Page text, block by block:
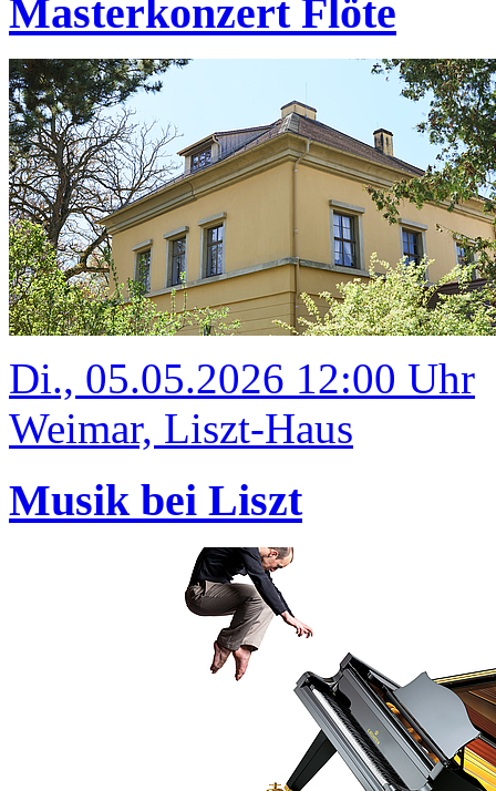
Masterkonzert Flöte
Di., 05.05.2026 12:00 Uhr
Weimar, Liszt-Haus
Musik bei Liszt